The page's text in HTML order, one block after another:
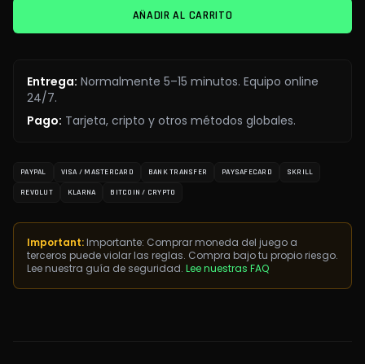
AÑADIR AL CARRITO
Entrega: Normalmente 5–15 minutos. Equipo online
24/7.
Pago: Tarjeta, cripto y otros métodos globales.
PAYPAL VISA / MASTERCARD BANK TRANSFER PAYSAFECARD SKRILL
REVOLUT KLARNA BITCOIN / CRYPTO
Important: Importante: Comprar moneda del juego a
terceros puede violar las reglas. Compra bajo tu propio riesgo.
Lee nuestra guía de seguridad. Lee nuestras FAQ